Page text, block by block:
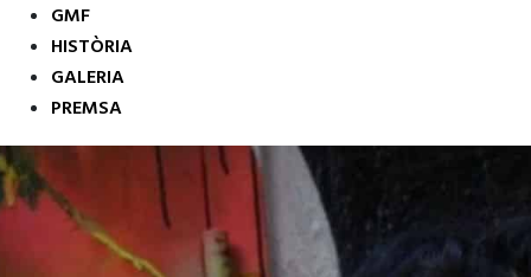
GMF
HISTÒRIA
GALERIA
PREMSA